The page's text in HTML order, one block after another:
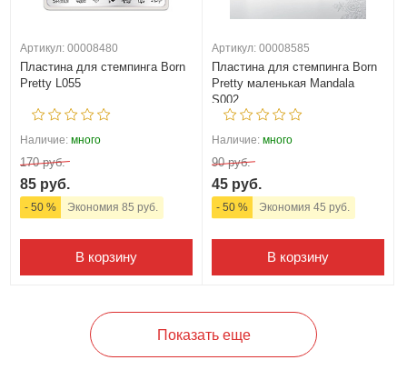
Артикул: 00008480
Пластина для стемпинга Born
Pretty L055
Наличие: много
170 руб.
85 руб.
- 50 % Экономия 85 руб.
В корзину
Артикул: 00008585
Пластина для стемпинга Born
Pretty маленькая Mandala
S002
Наличие: много
90 руб.
45 руб.
- 50 % Экономия 45 руб.
В корзину
Показать еще